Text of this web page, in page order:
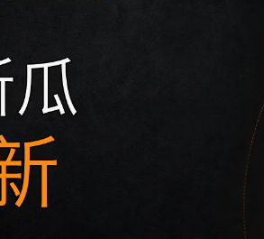
和栏目主题是否匹配，再查看图片说明和
，可以从下方同类推荐进入相邻文章，减
优先使用栏目页和 sitemap，快速定位同
内容盘点